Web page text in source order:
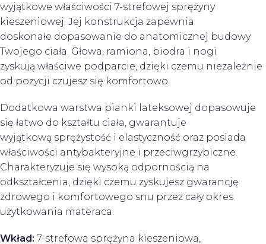
wyjątkowe właściwości 7-strefowej sprężyny
kieszeniowej. Jej konstrukcja zapewnia
doskonałe dopasowanie do anatomicznej budowy
Twojego ciała. Głowa, ramiona, biodra i nogi
zyskują właściwe podparcie, dzięki czemu niezależnie
od pozycji czujesz się komfortowo.
Dodatkowa warstwa pianki lateksowej dopasowuje
się łatwo do kształtu ciała, gwarantuje
wyjątkową sprężystość i elastyczność oraz posiada
właściwości antybakteryjne i przeciwgrzybiczne.
Charakteryzuje się wysoką odpornością na
odkształcenia, dzięki czemu zyskujesz gwarancję
zdrowego i komfortowego snu przez cały okres
użytkowania materaca.
Wkład: 7-strefowa sprężyna kieszeniowa,